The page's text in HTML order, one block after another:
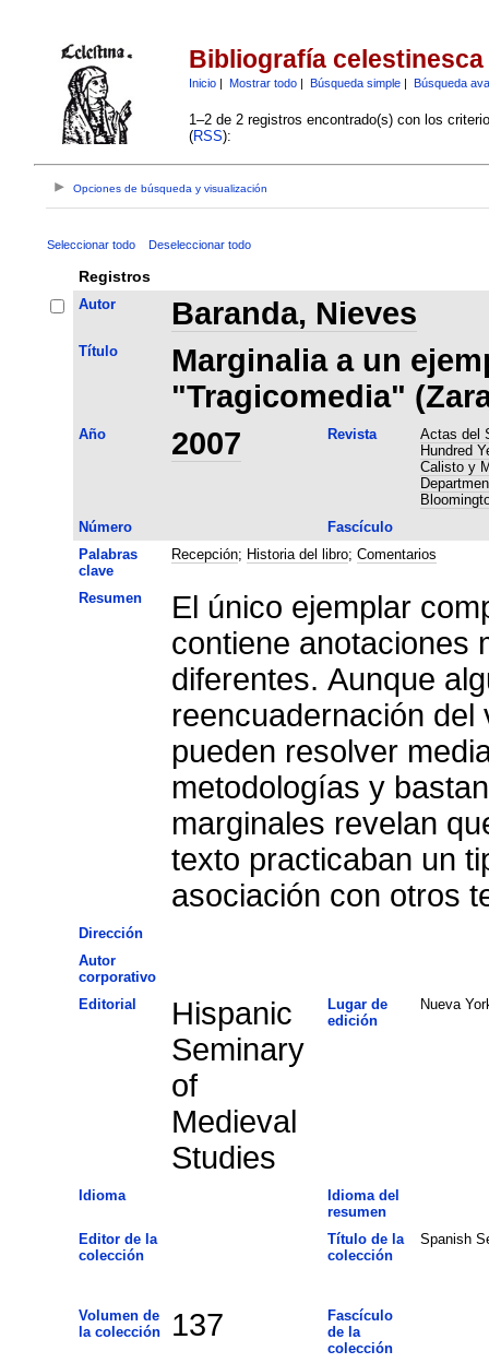
Bibliografía celestinesca
Inicio| Mostrar todo| Búsqueda simple| Búsqueda
1–2 de 2 registros encontrado(s) con los
(RSS):
Opciones de búsqueda y visualización
Seleccionar todo Deseleccionar todo
Registros
Autor Baranda, Nieves
Título
Marginalia a un
"Tragicomedia"
Año 2007 Revista
Actas del
Hundred
Calisto y
Número
Fascículo
Palabras
clave
Recepción; Historia del libro; Comentarios
Resumen
El único ejemplar
contiene anotaciones
diferentes. Aunque
reencuadernación
pueden resolver
metodologías y
marginales revelan
texto practicaban un
asociación con otros
Dirección
Autor
corporativo
Editorial
Hispanic
Seminary
of
Medieval
Studies
Lugar de
edición
Nueva
Idioma
Idioma del
resumen
Editor de la
colección
Título de la
colección
Spanish
Volumen de
la colección
137
Fascículo
de la
colección